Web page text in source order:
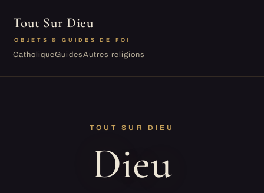
Tout Sur Dieu
OBJETS & GUIDES DE FOI
CatholiqueGuidesAutres religions
TOUT SUR DIEU
Dieu